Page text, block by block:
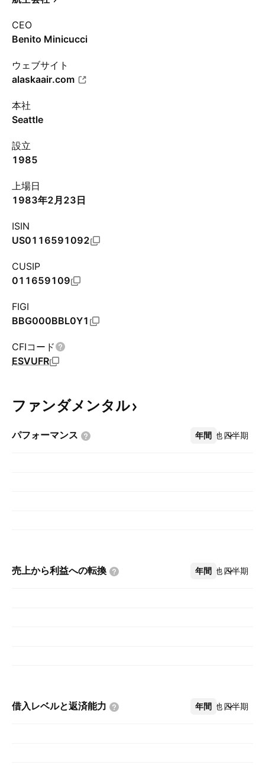
CEO
Benito Minicucci
ウェブサイト
alaskaair.com
本社
Seattle
設立
1985
上場日
1983年2月23日
ISIN
US0116591092
CUSIP
011659109
FIGI
BBG000BBL0Y1
CFIコード
ESVUFR
ファンダメンタル
パフォーマンス 年間 四半期
その他
売上から利益への転換 年間 四半期
その他
借入レベルと返済能力 年間 四半期
その他